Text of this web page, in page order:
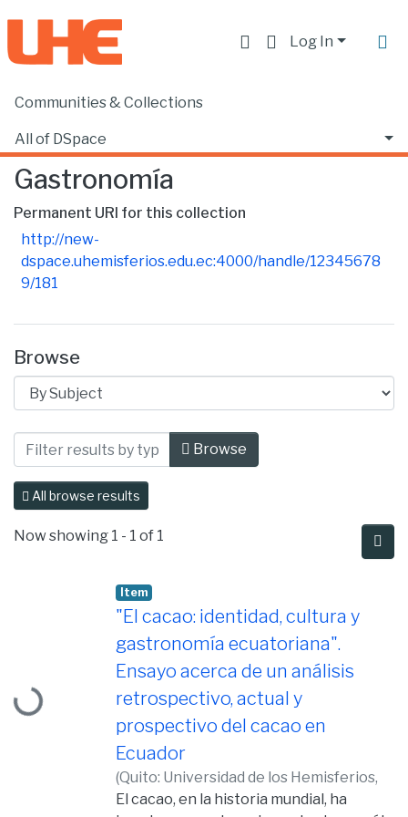
Log In
Communities & Collections
All of DSpace
Home Escuela de Gastronomía
Gastronomía
Permanent URI for this collection
http://new-
dspace.uhemisferios.edu.ec:4000/handle/12345678
9/181
Browse
Browsing Gastronomía by Subject
Browse
All browse results
Now showing 1 - 1 of 1
Loading...
Item
"El cacao: identidad, cultura y
gastronomía ecuatoriana".
Ensayo acerca de un análisis
retrospectivo, actual y
prospectivo del cacao en
Ecuador
(Quito: Universidad de los Hemisferios,
2016,2016-04-20)Vela Troya, Alegría
El cacao, en la historia mundial, ha